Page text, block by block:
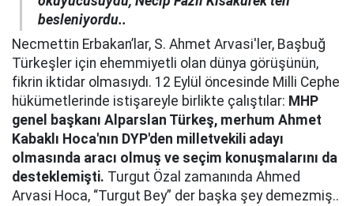
besleniyordu..
Necmettin Erbakan’lar, S. Ahmet Arvasi'ler, Başbuğ
Türkeşler için ehemmiyetli olan dünya görüşünün,
fikrin iktidar olmasıydı. 12 Eylül öncesinde Milli Cephe
hükümetlerinde istişareyle birlikte çalıştılar: MHP
genel başkanı Alparslan Türkeş, merhum Ahmet
Kabaklı Hoca'nın DYP'den milletvekili adayı
olmasında aracı olmuş ve seçim konuşmalarını da
desteklemişti. Turgut Özal zamanında Ahmed
Arvasi Hoca, “Turgut Bey” der başka şey demezmiş..